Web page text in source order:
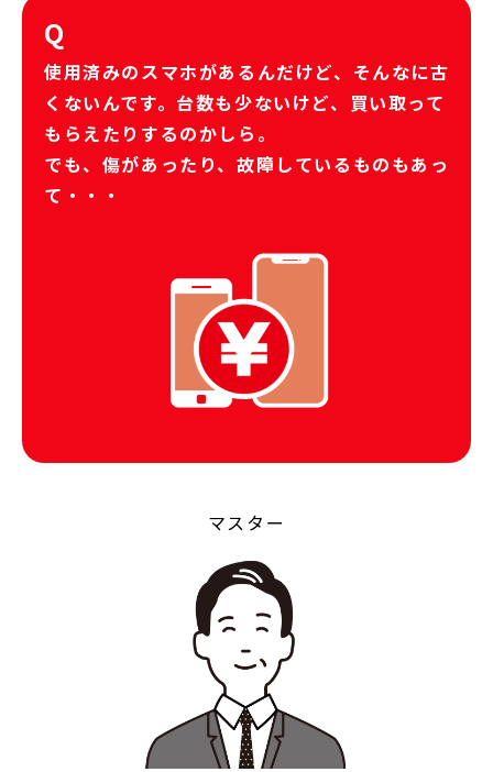
Q
使用済みのスマホがあるんだけど、そんなに古
くないんです。台数も少ないけど、買い取って
もらえたりするのかしら。
でも、傷があったり、故障しているものもあっ
て・・・
マスター